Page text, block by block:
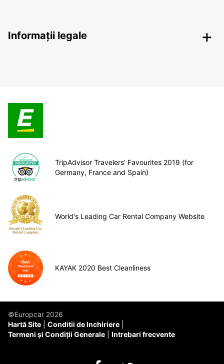
Informații legale
TripAdvisor Travelers’ Favourites 2019 (for
Germany, France and Spain)
World's Leading Car Rental Company Website
KAYAK 2020 Best Cleanliness
©Europcar 2026
Hartă Site
Conditii de Inchiriere
Termeni și Condiții Generale
Intrebari frecvente